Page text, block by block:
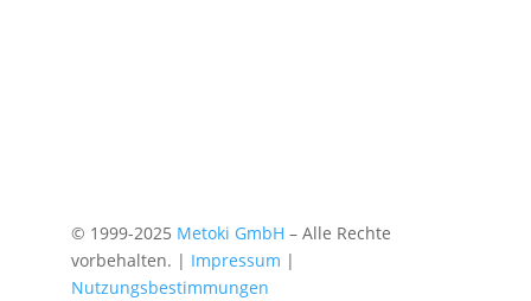
© 1999-2025 Metoki GmbH – Alle Rechte
vorbehalten. | Impressum |
Nutzungsbestimmungen